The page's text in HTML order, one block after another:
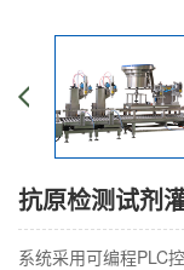
抗原检测试剂
系统采用可编程PLC